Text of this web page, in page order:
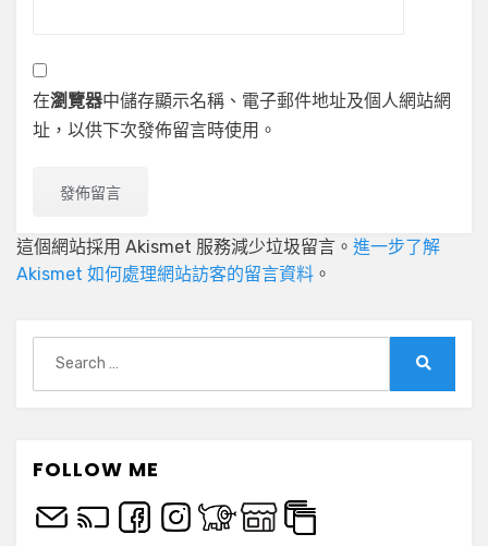
在瀏覽器中儲存顯示名稱、電子郵件地址及個人網站網
址，以供下次發佈留言時使用。
這個網站採用 Akismet 服務減少垃圾留言。 進一步了解
Akismet 如何處理網站訪客的留言資料 。
for:
FOLLOW ME